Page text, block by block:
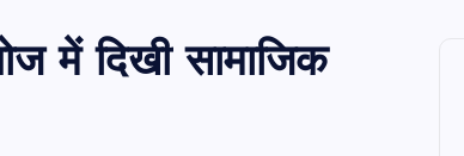
में दिखी सामाजिक